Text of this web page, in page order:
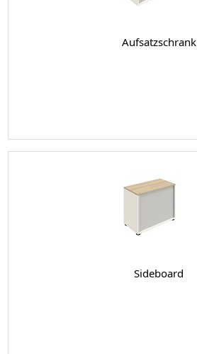
Aufsatzschrank
Sideboard